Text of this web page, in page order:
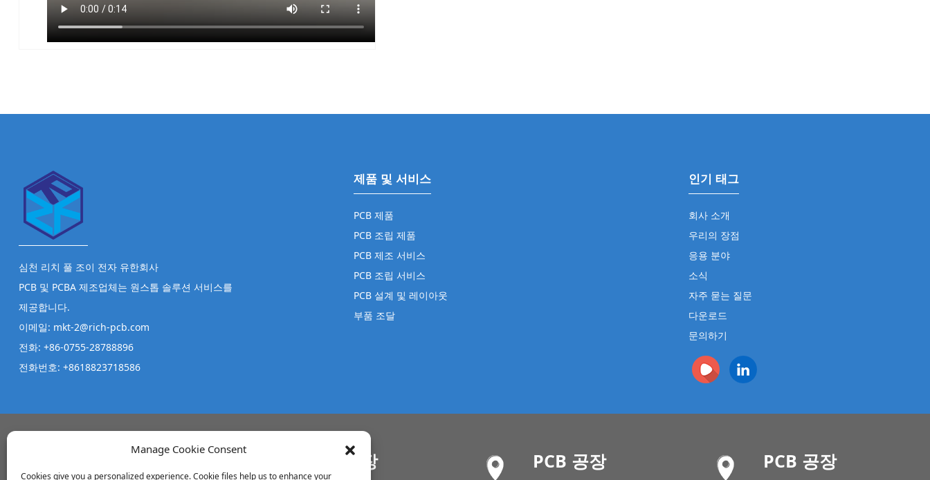
심천 리치 풀 조이 전자 유한회사
PCB 및 PCBA 제조업체는 원스톱 솔루션 서비스를
제공합니다.
이메일: mkt-2@rich-pcb.com
전화: +86-0755-28788896
전화번호: +8618823718586
제품 및 서비스
PCB 제품
PCB 조립 제품
PCB 제조 서비스
PCB 조립 서비스
PCB 설계 및 레이아웃
부품 조달
인기 태그
회사 소개
우리의 장점
응용 분야
소식
자주 묻는 질문
다운로드
문의하기
사무실 주소 SMT 공장 PCB 공장 PCB 공장
Manage Cookie Consent
Cookies give you a personalized experience. Cookie files help us to enhance your